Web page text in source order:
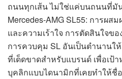
ถนนทุกเส้น ไม่ใช่แค่บนถนนที่มั
Mercedes-AMG SL55: การผส
และความเร้าใจ การตัดสินใจข
การควบคุม SL อันเป็นตำนานใ
ที่เด็ดขาดสำหรับแบรนด์ เพื่อเป้
บุคลิกแบบไดนามิกที่เคยทำให้ชื่